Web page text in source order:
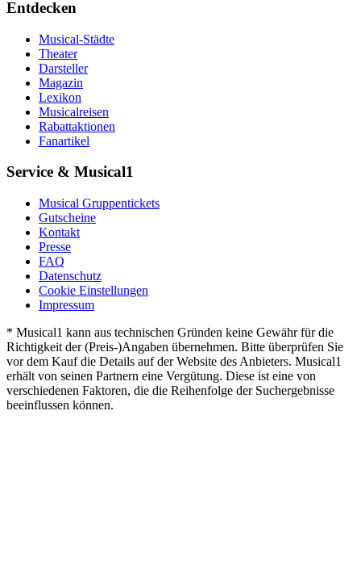
Entdecken
Musical-Städte
Theater
Darsteller
Magazin
Lexikon
Musicalreisen
Rabattaktionen
Fanartikel
Service & Musical1
Musical Gruppentickets
Gutscheine
Kontakt
Presse
FAQ
Datenschutz
Cookie Einstellungen
Impressum
* Musical1 kann aus technischen Gründen keine Gewähr für die
Richtigkeit der (Preis-)Angaben übernehmen. Bitte überprüfen Sie
vor dem Kauf die Details auf der Website des Anbieters. Musical1
erhält von seinen Partnern eine Vergütung. Diese ist eine von
verschiedenen Faktoren, die die Reihenfolge der Suchergebnisse
beeinflussen können.